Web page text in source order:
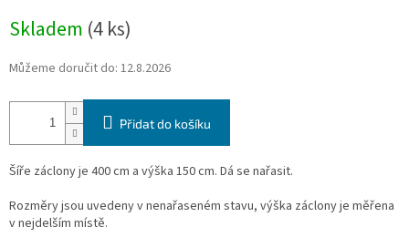
Skladem (4 ks)
Můžeme doručit do: 12.8.2026
Přidat do košíku
Šíře záclony je 400 cm a výška 150 cm. Dá se nařasit.
Rozměry jsou uvedeny v nenařaseném stavu, výška záclony je měřena
v nejdelším místě.